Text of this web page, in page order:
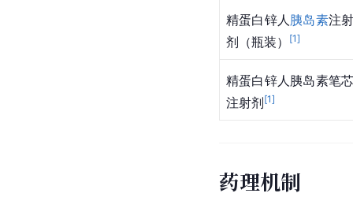
精蛋白锌人胰岛素注
剂（瓶装）
[1]
精蛋白锌人胰岛素笔芯
注射剂[1]
药理机制